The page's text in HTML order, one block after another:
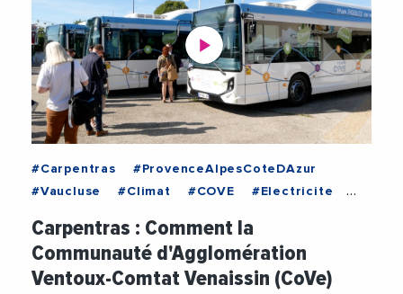
#Carpentras
#ProvenceAlpesCoteDAzur
#Vaucluse
#Climat #COVE
#Electricite
#JacquelineBouyac
#Mobilite
#Transports
#Urbanisme #Videos
Carpentras : Comment la
Communauté d'Agglomération
Ventoux-Comtat Venaissin (CoVe)